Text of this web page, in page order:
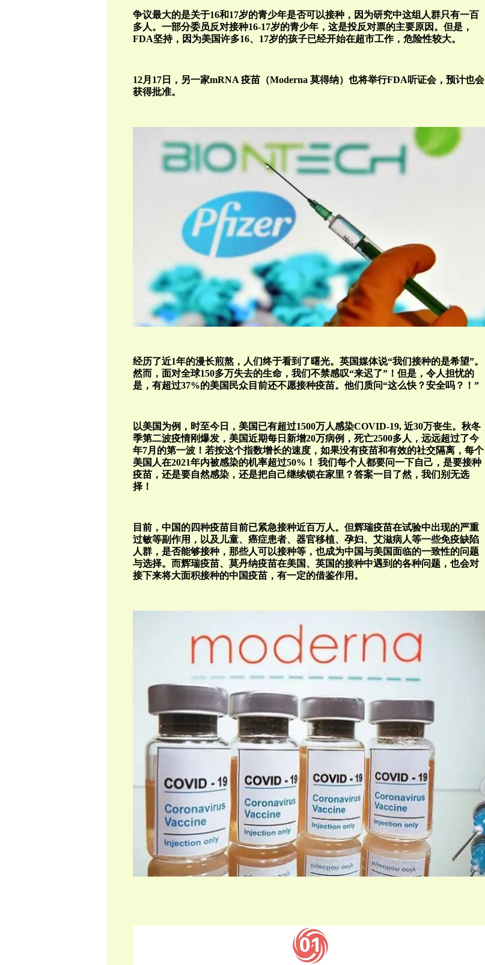
争议最大的是关于16和17岁的青少年是否可以接种，因为研究中这组人群只有一百
多人。一部分委员反对接种16-17岁的青少年，这是投反对票的主要原因。但是，
FDA坚持，因为美国许多16、17岁的孩子已经开始在超市工作，危险性较大。
12月17日，另一家mRNA 疫苗（Moderna 莫得纳）也将举行FDA听证会，预计也会
获得批准。
经历了近1年的漫长煎熬，人们终于看到了曙光。英国媒体说“我们接种的是希望”。
然而，面对全球150多万失去的生命，我们不禁感叹“来迟了”！但是，令人担忧的
是，有超过37%的美国民众目前还不愿接种疫苗。他们质问“这么快？安全吗？！”
以美国为例，时至今日，美国已有超过1500万人感染COVID-19, 近30万丧生。秋冬
季第二波疫情刚爆发，美国近期每日新增20万病例，死亡2500多人，远远超过了今
年7月的第一波！若按这个指数增长的速度，如果没有疫苗和有效的社交隔离，每个
美国人在2021年内被感染的机率超过50%！ 我们每个人都要问一下自己，是要接种
疫苗，还是要自然感染，还是把自己继续锁在家里？答案一目了然，我们别无选
择！
目前，中国的四种疫苗目前已紧急接种近百万人。但辉瑞疫苗在试验中出现的严重
过敏等副作用，以及儿童、癌症患者、器官移植、孕妇、艾滋病人等一些免疫缺陷
人群，是否能够接种，那些人可以接种等，也成为中国与美国面临的一致性的问题
与选择。而辉瑞疫苗、莫丹纳疫苗在美国、英国的接种中遇到的各种问题，也会对
接下来将大面积接种的中国疫苗，有一定的借鉴作用。